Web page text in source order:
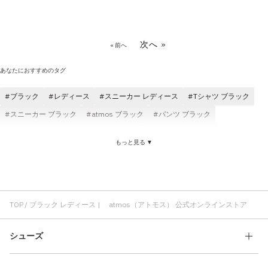
« 前へ 次へ »
あなたにおすすめのタグ
ブラック レディース スニーカー レディース
Tシャツ ブラック
スニーカー ブラック
atmos ブラック
パンツ ブラック
adidas レディース
メンズ レディース レディース クラシック
もっと見る ▼
TOP ブラック レディース | atmos（アトモス） 公式オンラインストア
シューズ